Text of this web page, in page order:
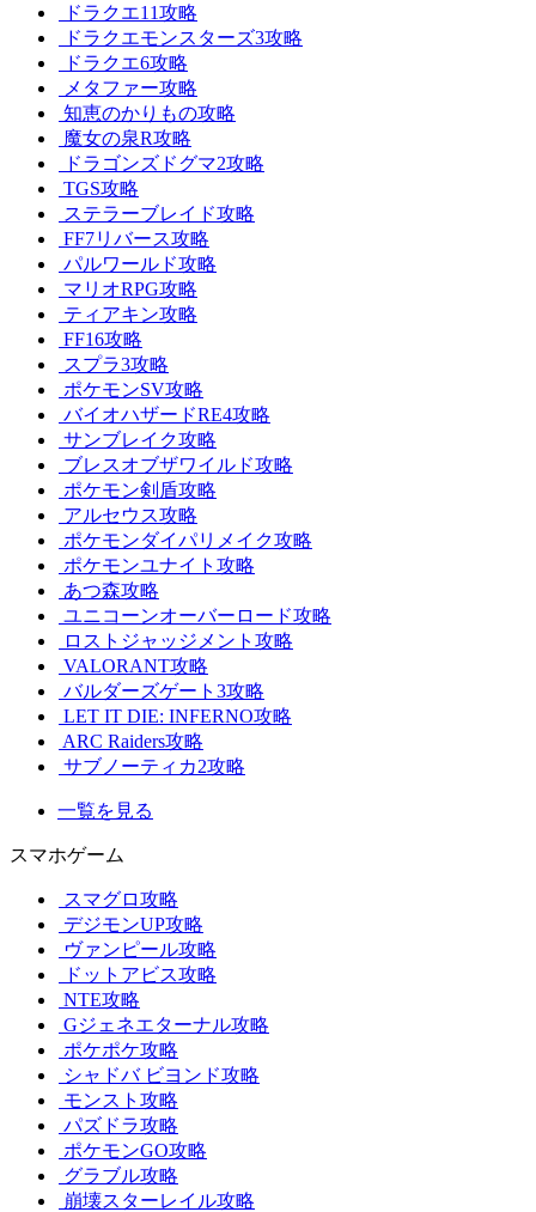
ドラクエ11攻略
ドラクエモンスターズ3攻略
ドラクエ6攻略
メタファー攻略
知恵のかりもの攻略
魔女の泉R攻略
ドラゴンズドグマ2攻略
TGS攻略
ステラーブレイド攻略
FF7リバース攻略
パルワールド攻略
マリオRPG攻略
ティアキン攻略
FF16攻略
スプラ3攻略
ポケモンSV攻略
バイオハザードRE4攻略
サンブレイク攻略
ブレスオブザワイルド攻略
ポケモン剣盾攻略
アルセウス攻略
ポケモンダイパリメイク攻略
ポケモンユナイト攻略
あつ森攻略
ユニコーンオーバーロード攻略
ロストジャッジメント攻略
VALORANT攻略
バルダーズゲート3攻略
LET IT DIE: INFERNO攻略
ARC Raiders攻略
サブノーティカ2攻略
一覧を見る
スマホゲーム
スマグロ攻略
デジモンUP攻略
ヴァンピール攻略
ドットアビス攻略
NTE攻略
Gジェネエターナル攻略
ポケポケ攻略
シャドバ ビヨンド攻略
モンスト攻略
パズドラ攻略
ポケモンGO攻略
グラブル攻略
崩壊スターレイル攻略